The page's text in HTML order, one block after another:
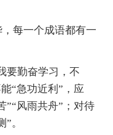
每一个成语都有一
要勤奋学习，不
“急功近利”，应
”“风雨共舟”；对待
。